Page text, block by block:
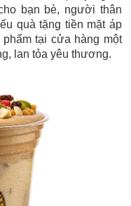
bạn bè, người thân
quà tặng tiền mặt áp
tại cửa hàng một
lan tỏa yêu thương.